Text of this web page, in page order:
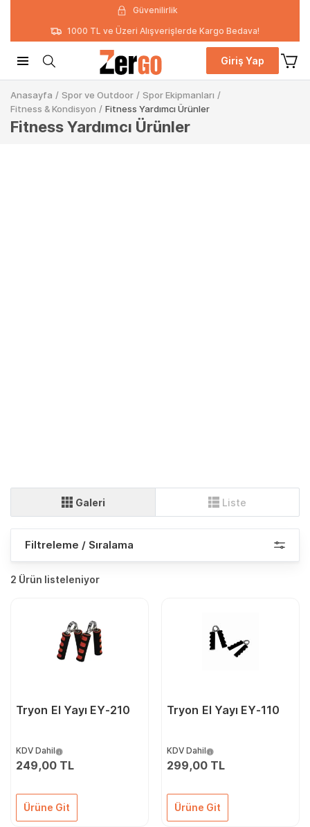
Güvenilirlik
1000 TL ve Üzeri Alışverişlerde Kargo Bedava!
Giriş Yap
Anasayfa / Spor ve Outdoor / Spor Ekipmanları /
Fitness & Kondisyon / Fitness Yardımcı Ürünler
Fitness Yardımcı Ürünler
Galeri Liste
Filtreleme / Sıralama
2 Ürün listeleniyor
Tryon El Yayı EY-210
KDV Dahil
249,00 TL
Ürüne Git
Tryon El Yayı EY-110
KDV Dahil
299,00 TL
Ürüne Git